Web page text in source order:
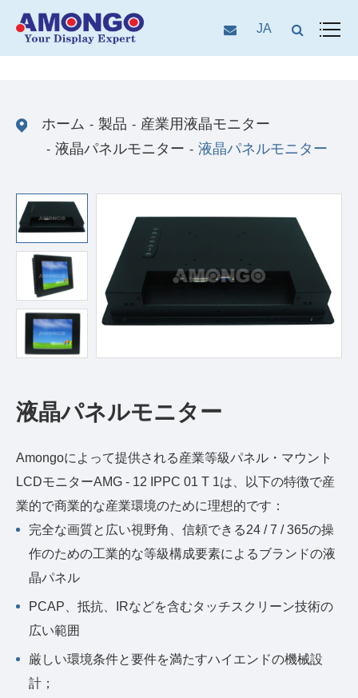
JA
ホーム 製品
産業用液晶モニター
液晶パネルモニター
液晶パネルモニター
液晶パネルモニター
Amongoによって提供される産業等級パネル・マウント
LCDモニターAMG - 12 IPPC 01 T 1は、以下の特徴で産
業的で商業的な産業環境のために理想的です：
完全な画質と広い視野角、信頼できる24 / 7 / 365の操
作のための工業的な等級構成要素によるブランドの液
晶パネル
PCAP、抵抗、IRなどを含むタッチスクリーン技術の
広い範囲
厳しい環境条件と要件を満たすハイエンドの機械設
計；